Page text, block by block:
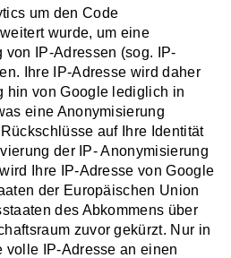
um den Code
wurde, um eine
IP-Adressen (sog. IP-
Ihre IP-Adresse wird daher
hin von Google lediglich in
eine Anonymisierung
auf Ihre Identität
der IP- Anonymisierung
Ihre IP-Adresse von Google
der Europäischen Union
des Abkommens über
zuvor gekürzt. Nur in
IP-Adresse an einen